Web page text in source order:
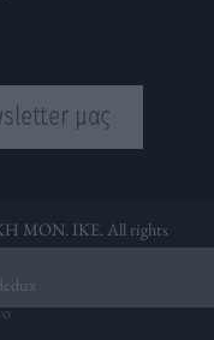
μας
ΜΟΝ. ΙΚΕ. All rights